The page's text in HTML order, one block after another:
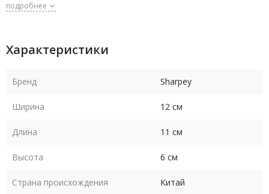
подробнее
Характеристики
Бренд Sharpey
Ширина 12 см
Длина 11 см
Высота 6 см
Страна происхождения Китай